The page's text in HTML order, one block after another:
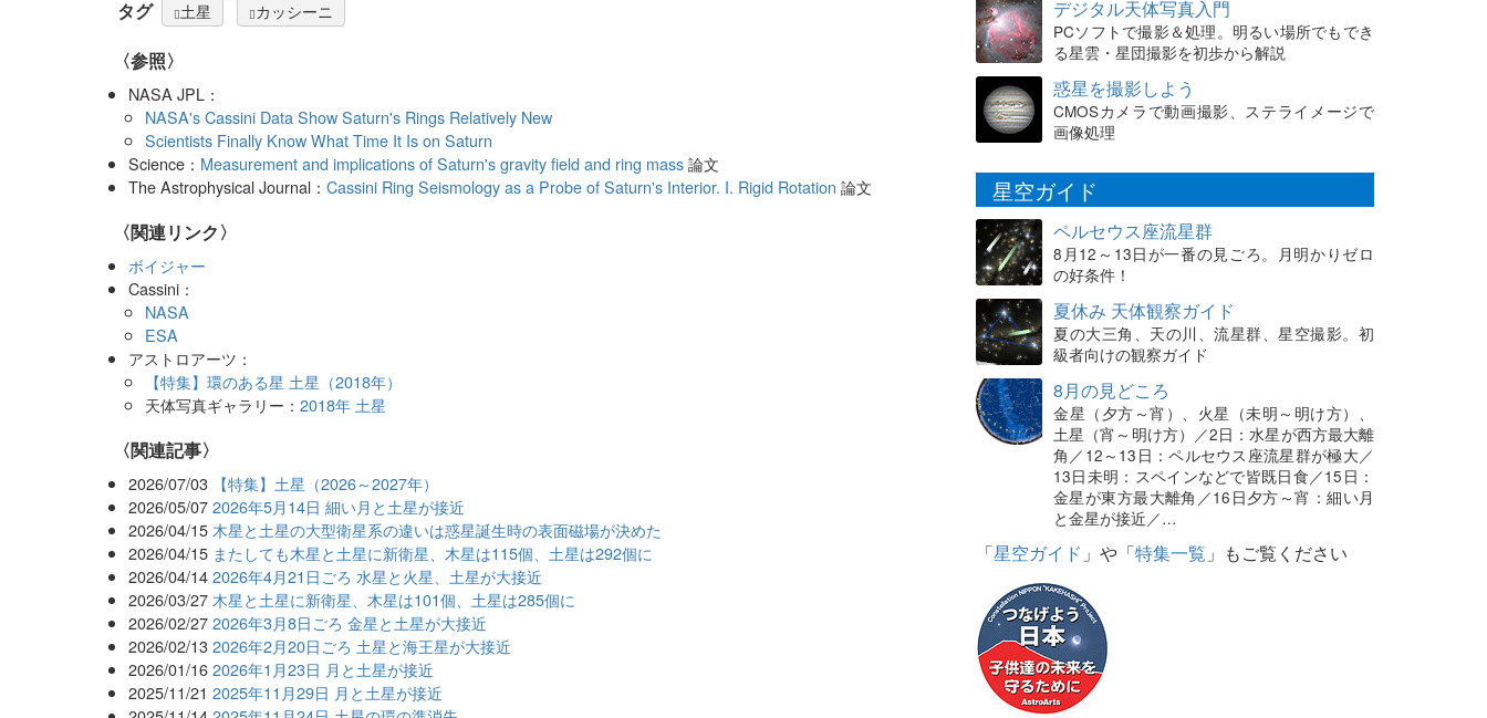
タグ 土星 カッシーニ
〈参照〉
NASA JPL：
NASA's Cassini Data Show Saturn's Rings Relatively New
Scientists Finally Know What Time It Is on Saturn
Science： Measurement and implications of Saturn's gravity field and ring mass論文
The Astrophysical Journal：Cassini Ring Seismology as a Probe of Saturn's Interior. I. Rigid Rotation 論文
〈関連リンク〉
ボイジャー
Cassini：
NASA
ESA
アストロアーツ：
【特集】環のある星 土星（2018年）
天体写真ギャラリー： 2018年 土星
関連記事
2026/07/03 【特集】土星（2026～2027年）
2026/05/07 2026年5月14日 細い月と土星が接近
2026/04/15 木星と土星の大型衛星系の違いは惑星誕生時の表面磁場が決めた
2026/04/15 またしても木星と土星に新衛星、木星は115個、土星は292個に
2026/04/14 2026年4月21日ごろ 水星と火星、土星が大接近
2026/03/27 木星と土星に新衛星、木星は101個、土星は285個に
2026/02/27 2026年3月8日ごろ 金星と土星が大接近
2026/02/13 2026年2月20日ごろ 土星と海王星が大接近
2026/01/16 2026年1月23日 月と土星が接近
2025/11/21 2025年11月29日 月と土星が接近
デジタル天体写真入門
PCソフトで撮影＆処理。明るい場所でもでき
る星雲・星団撮影を初歩から解説
惑星を撮影しよう
CMOSカメラで動画撮影、ステライメージで
画像処理
星空ガイド
ペルセウス座流星群
8月12～13日が一番の見ごろ。月明かりゼロ
の好条件！
夏休み 天体観察ガイド
夏の大三角、天の川、流星群、星空撮影。初
級者向けの観察ガイド
8月の見どころ
金星（夕方～宵）、火星（未明～明け方）、
土星（宵～明け方）／2日：水星が西方最大離
角／12～13日：ペルセウス座流星群が極大／
13日未明：スペインなどで皆既日食／15日：
金星が東方最大離角／16日夕方～宵：細い月
と金星が接近／…
「星空ガイド 」や「特集一覧 」もご覧ください